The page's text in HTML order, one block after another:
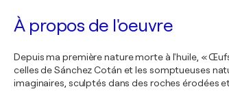
À propos de l'oeuvre
Depuis ma première nature morte à l'huile, «
celles de Sánchez Cotán et les somptueuses
imaginaires, sculptés dans des roches érodées